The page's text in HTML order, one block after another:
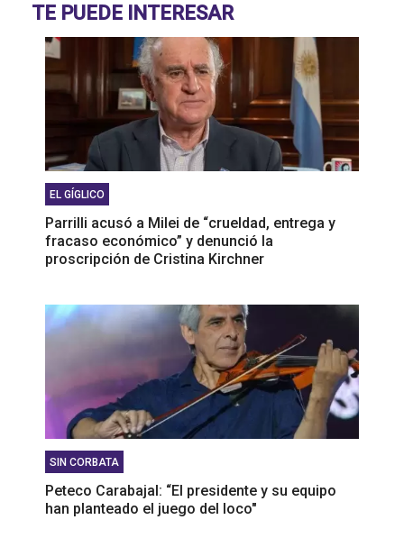
tensa"
TE PUEDE INTERESAR
EL GÍGLICO
Parrilli acusó a Milei de “crueldad, entrega y
fracaso económico” y denunció la
proscripción de Cristina Kirchner
SIN CORBATA
Peteco Carabajal: “El presidente y su equipo
han planteado el juego del loco"